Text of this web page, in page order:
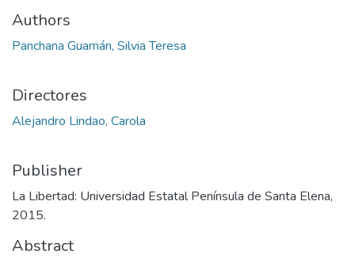
Authors
Panchana Guamán, Silvia Teresa
Directores
Alejandro Lindao, Carola
Publisher
La Libertad: Universidad Estatal Península de Santa Elena,
2015.
Abstract